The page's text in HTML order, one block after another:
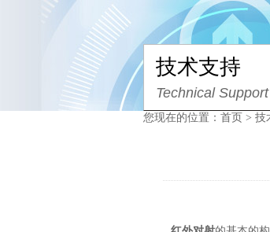
技术支持
Technical Support
您现在的位置： 首页 > 技